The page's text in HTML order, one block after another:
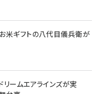
米ギフトの八代目儀兵衛が
ームエアラインズが実